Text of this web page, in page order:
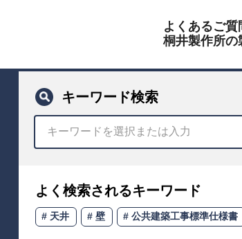
よくあるご
桐井製作所の
キーワード検索
よく検索されるキーワード
天井 壁 公共建築工事標準仕様書